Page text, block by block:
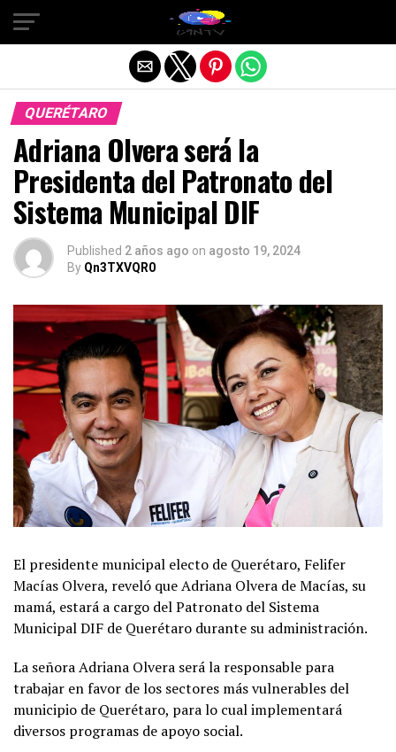
QUERÉTARO
Adriana Olvera será la
Presidenta del Patronato del
Sistema Municipal DIF
Published 2 años ago on agosto 19, 2024
By Qn3TXVQR0
El presidente municipal electo de Querétaro, Felifer
Macías Olvera, reveló que Adriana Olvera de Macías, su
mamá, estará a cargo del Patronato del Sistema
Municipal DIF de Querétaro durante su administración.
La señora Adriana Olvera será la responsable para
trabajar en favor de los sectores más vulnerables del
municipio de Querétaro, para lo cual implementará
diversos programas de apoyo social.
Salir de la versión móvil